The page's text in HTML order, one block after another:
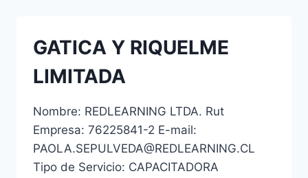
GATICA Y RIQUELME
LIMITADA
Nombre: REDLEARNING LTDA. Rut
Empresa: 76225841-2 E-mail:
PAOLA.SEPULVEDA@REDLEARNING.CL
Tipo de Servicio: CAPACITADORA